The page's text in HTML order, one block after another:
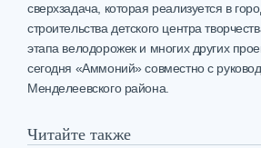
сверхзадача, которая реализуется в
строительства детского центра
этапа велодорожек и многих других
сегодня «Аммоний» совместно с
Менделеевского района.
Читайте также